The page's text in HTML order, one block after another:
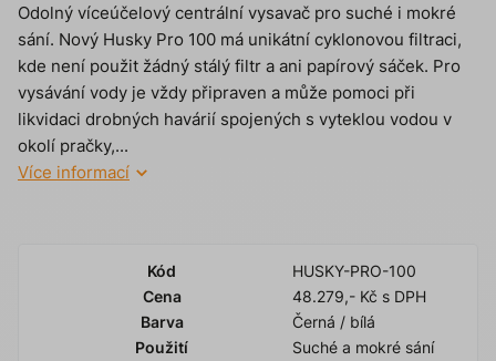
Odolný víceúčelový centrální vysavač pro suché i mokré
sání. Nový Husky Pro 100 má unikátní cyklonovou filtraci,
kde není použit žádný stálý filtr a ani papírový sáček. Pro
vysávání vody je vždy připraven a může pomoci při
likvidaci drobných havárií spojených s vyteklou vodou v
okolí pračky,...
Více informací
Kód
HUSKY-PRO-100
Cena
48.279,- Kč s DPH
Barva
Černá / bílá
Použití
Suché a mokré sání